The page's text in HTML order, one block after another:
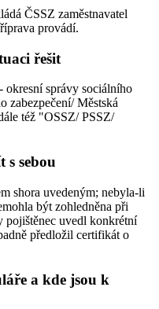
ČSSZ zaměstnavatel
provádí.
řešit
okresní správy sociálního
zabezpečení/ Městská
též "OSSZ/ PSSZ/
s sebou
shora uvedeným; nebyla-li
být zohledněna při
pojištěnec uvedl konkrétní
předložil certifikát o
a kde jsou k